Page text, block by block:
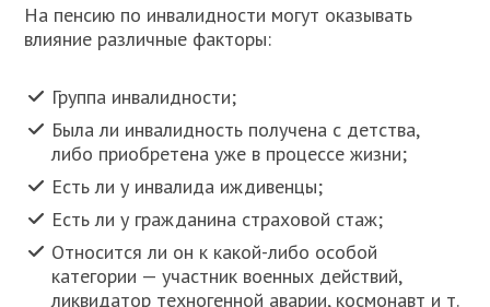
На пенсию по инвалидности могут оказывать
влияние различные факторы:
Группа инвалидности;
Была ли инвалидность получена с детства,
либо приобретена уже в процессе жизни;
Есть ли у инвалида иждивенцы;
Есть ли у гражданина страховой стаж;
Относится ли он к какой-либо особой
категории — участник военных действий,
ликвидатор техногенной аварии, космонавт и т.